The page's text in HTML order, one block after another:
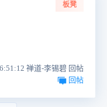
板凳
禅道-李锡碧 回帖
回帖